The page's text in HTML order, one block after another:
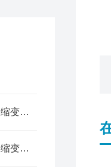
一文读懂：非接触式混凝土收缩变形测定仪使用常见问题及解决方法
干货分享：非接触式混凝土收缩变形测定仪定期维护保养方法全解析